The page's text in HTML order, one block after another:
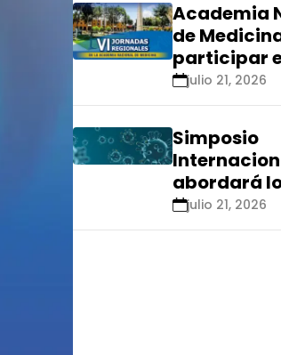
Academia
de
participar
Jornadas
que se
Ica
julio 21, 2026
Simposio
abordará
aspectos
las
julio 21, 2026